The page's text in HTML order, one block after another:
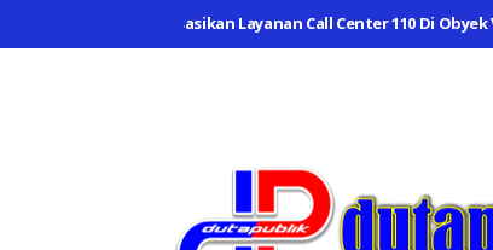
Sosialisasikan Layanan Call Center 110 Di Obyek Vital